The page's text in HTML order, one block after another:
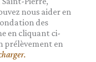
nous aider en
des
en cliquant ci-
prélèvement en